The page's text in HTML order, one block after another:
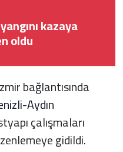
kazaya
oldu
bağlantısında
Aydın
çalışmaları
gidildi.